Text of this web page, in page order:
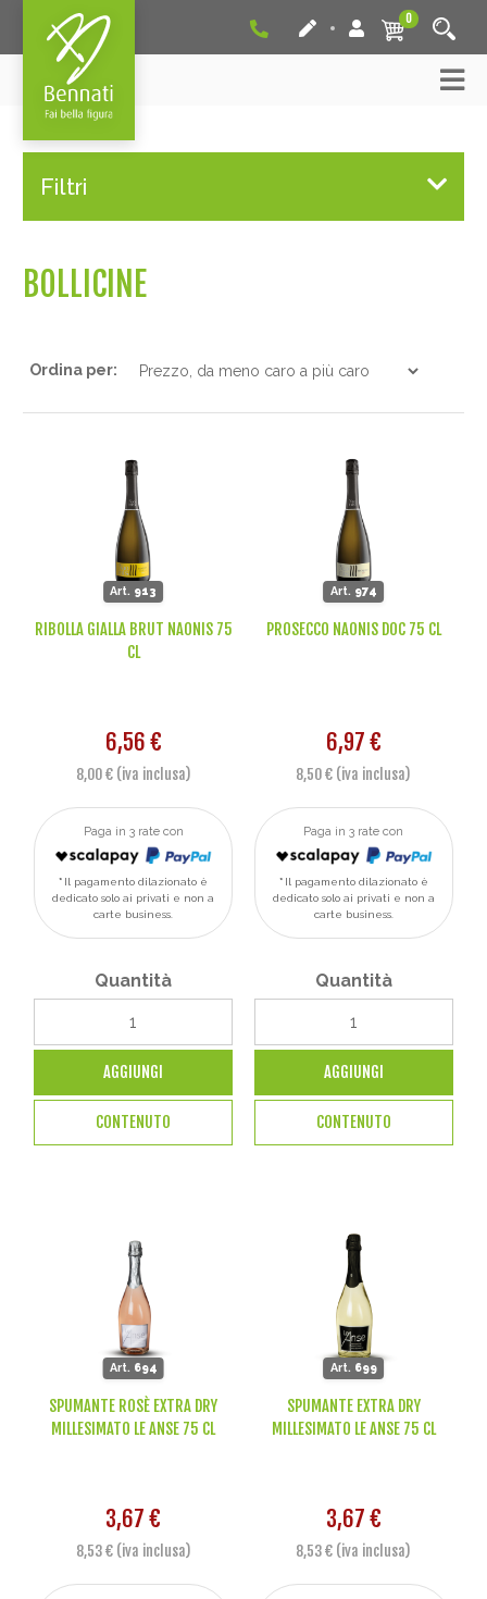
0
Filtri
BOLLICINE
Ordina per:
Art. 913
RIBOLLA GIALLA BRUT NAONIS 75
CL
6,56 €
8,00 € (iva inclusa)
Paga in 3 rate con
Il pagamento dilazionato è
dedicato solo ai privati e non a
carte business.
Quantità
AGGIUNGI
CONTENUTO
Art. 974
PROSECCO NAONIS DOC 75 CL
6,97 €
8,50 € (iva inclusa)
Paga in 3 rate con
Il pagamento dilazionato è
dedicato solo ai privati e non a
carte business.
Quantità
AGGIUNGI
CONTENUTO
Art. 694
SPUMANTE ROSÈ EXTRA DRY
MILLESIMATO LE ANSE 75 CL
3,67 €
8,53 € (iva inclusa)
Art. 699
SPUMANTE EXTRA DRY
MILLESIMATO LE ANSE 75 CL
3,67 €
8,53 € (iva inclusa)